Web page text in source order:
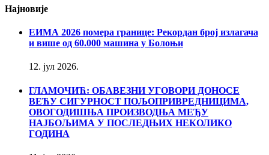
Најновије
ЕИМА 2026 помера границе: Рекордан број излагача
и више од 60.000 машина у Болоњи
12. јул 2026.
ГЛАМОЧИЋ: ОБАВЕЗНИ УГОВОРИ ДОНОСЕ
ВЕЋУ СИГУРНОСТ ПОЉОПРИВРЕДНИЦИМА,
ОВОГОДИШЊА ПРОИЗВОДЊА МЕЂУ
НАЈБОЉИМА У ПОСЛЕДЊИХ НЕКОЛИКО
ГОДИНА